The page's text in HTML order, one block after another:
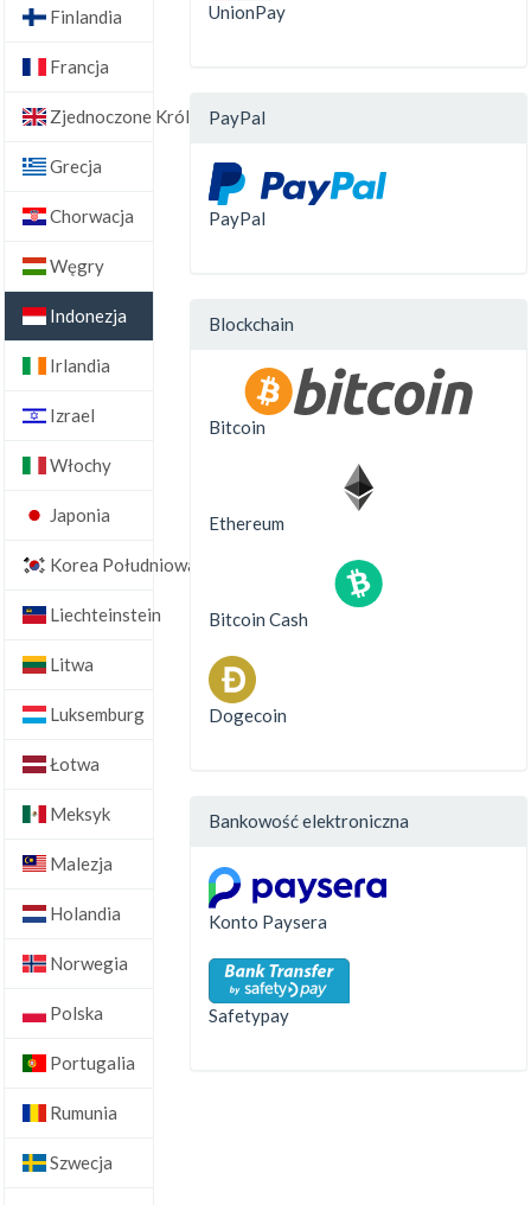
Finlandia
Francja
Zjednoczone Królestwo
Grecja
Chorwacja
Węgry
Indonezja
Irlandia
Izrael
Włochy
Japonia
Korea Południowa
Liechteinstein
Litwa
Luksemburg
Łotwa
Meksyk
Malezja
Holandia
Norwegia
Polska
Portugalia
Rumunia
Szwecja
UnionPay
PayPal
PayPal
Blockchain
Bitcoin
Ethereum
Bitcoin Cash
Dogecoin
Bankowość elektroniczna
Konto Paysera
Safetypay